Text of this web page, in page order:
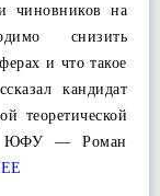
чиновников на
снизить
и что такое
кандидат
теоретической
ЮФУ — Роман